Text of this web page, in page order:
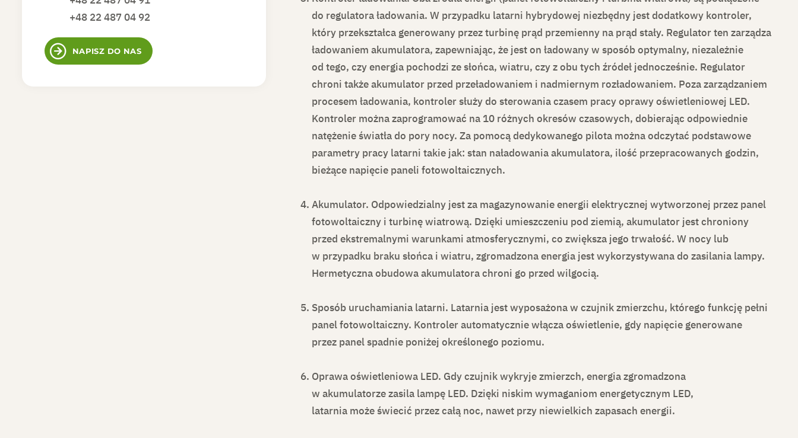
do regulatora ładowania. W przypadku latarni hybrydowej niezbędny jest dodatkowy kontroler,
który przekształca generowany przez turbinę prąd przemienny na prąd stały. Regulator ten zarządza
ładowaniem akumulatora, zapewniając, że jest on ładowany w sposób optymalny, niezależnie
od tego, czy energia pochodzi ze słońca, wiatru, czy z obu tych źródeł jednocześnie. Regulator
chroni także akumulator przed przeładowaniem i nadmiernym rozładowaniem. Poza zarządzaniem
procesem ładowania, kontroler służy do sterowania czasem pracy oprawy oświetleniowej LED.
Kontroler można zaprogramować na 10 różnych okresów czasowych, dobierając odpowiednie
natężenie światła do pory nocy. Za pomocą dedykowanego pilota można odczytać podstawowe
parametry pracy latarni takie jak: stan naładowania akumulatora, ilość przepracowanych godzin,
bieżące napięcie paneli fotowoltaicznych.
Akumulator. Odpowiedzialny jest za magazynowanie energii elektrycznej wytworzonej przez panel
fotowoltaiczny i turbinę wiatrową. Dzięki umieszczeniu pod ziemią, akumulator jest chroniony
przed ekstremalnymi warunkami atmosferycznymi, co zwiększa jego trwałość. W nocy lub
w przypadku braku słońca i wiatru, zgromadzona energia jest wykorzystywana do zasilania lampy.
Hermetyczna obudowa akumulatora chroni go przed wilgocią.
Sposób uruchamiania latarni. Latarnia jest wyposażona w czujnik zmierzchu, którego funkcję pełni
panel fotowoltaiczny. Kontroler automatycznie włącza oświetlenie, gdy napięcie generowane
przez panel spadnie poniżej określonego poziomu.
Oprawa oświetleniowa LED. Gdy czujnik wykryje zmierzch, energia zgromadzona
w akumulatorze zasila lampę LED. Dzięki niskim wymaganiom energetycznym LED,
latarnia może świecić przez całą noc, nawet przy niewielkich zapasach energii.
+48 22 487 04 92
NAPISZ DO NAS